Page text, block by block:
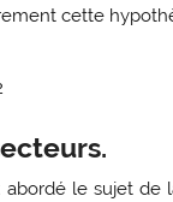
cette
le sujet de